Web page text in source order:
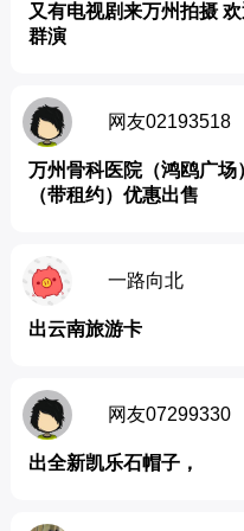
又有电视剧来万州拍摄
群演
网友02193518
万州骨科医院（鸿鸥广场
（带租约）优惠出售
一路向北
出云南旅游卡
网友07299330
出全新凯乐石帽子，